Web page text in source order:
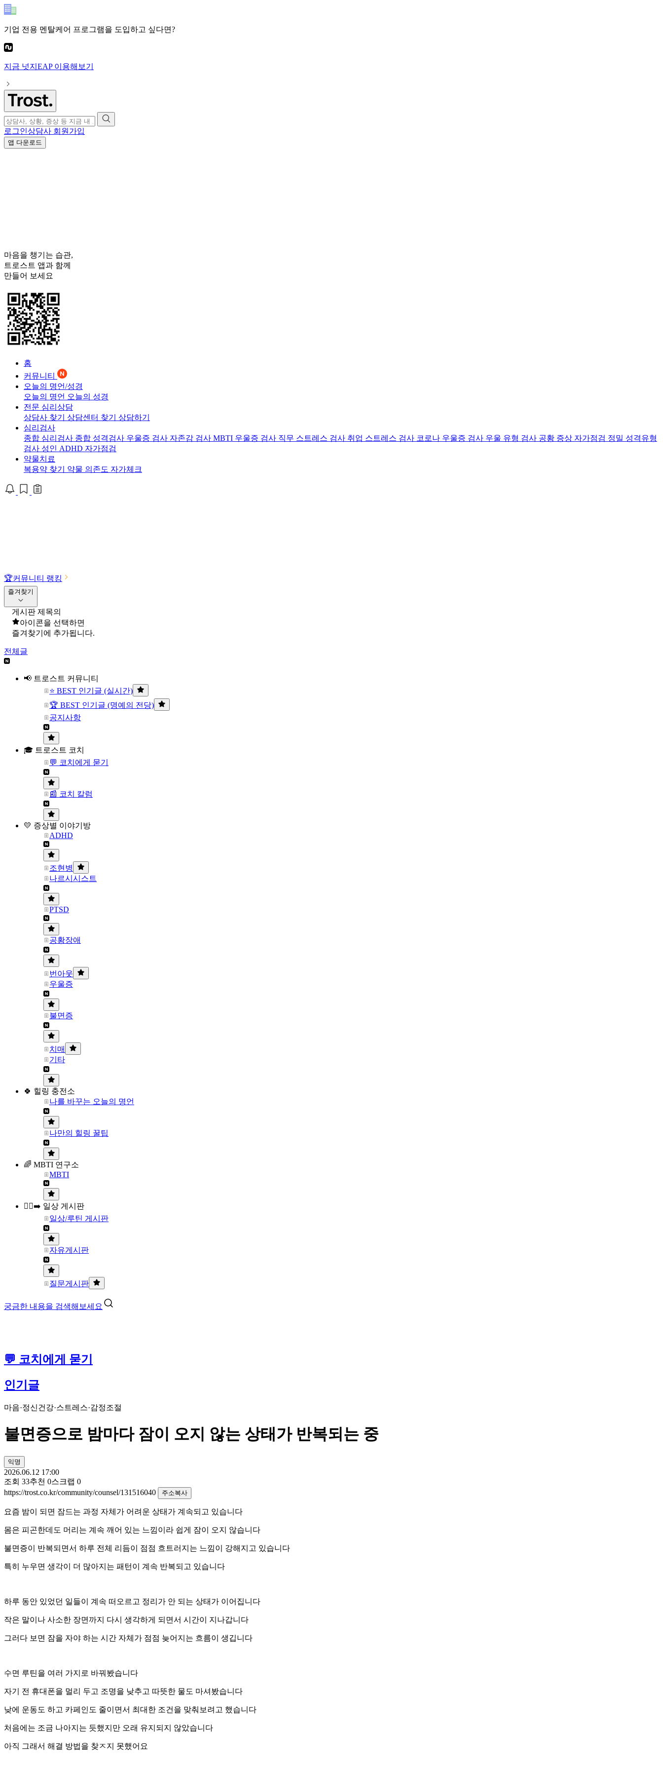
기업 전용 멘탈케어 프로그램을 도입하고 싶다면?
지금 넛지EAP이용해보기
로그인상담사 회원가입
앱 다운로드
마음을 챙기는 습관,
트로스트 앱과 함께
만들어 보세요
홈
커뮤니티
오늘의 명언/성경
오늘의 명언 오늘의 성경
전문 심리상담
상담사 찾기 상담센터 찾기 상담하기
심리검사
종합 심리검사 종합 성격검사 우울증 검사 자존감 검사 MBTI 우울증 검사 직무 스트레스 검사 취업 스트레스 검사 코로나 우울증 검사 우울 유형 검사 공황 증상 자가점검 정밀 성격유형
검사 성인 ADHD 자가점검
약물치료
복용약 찾기 약물 의존도 자가체크
🏆커뮤니티 랭킹
즐겨찾기
게시판 제목의
아이콘을 선택하면
즐겨찾기에 추가됩니다.
전체글
📢 트로스트 커뮤니티
⭐ BEST 인기글 (실시간)
🏆 BEST 인기글 (명예의 전당)
공지사항
🎓 트로스트 코치
💬 코치에게 묻기
📰 코치 칼럼
💛 증상별 이야기방
ADHD
조현병
나르시시스트
PTSD
공황장애
번아웃
우울증
불면증
치매
기타
🍀 힐링 충전소
나를 바꾸는 오늘의 명언
나만의 힐링 꿀팁
🌈 MBTI 연구소
MBTI
🏃‍♀️‍➡️ 일상 게시판
일상/루틴 게시판
자유게시판
질문게시판
궁금한 내용을 검색해보세요
💬 코치에게 묻기
인기글
마음·정신건강·스트레스·감정조절
불면증으로 밤마다 잠이 오지 않는 상태가 반복되는 중
익명
2026.06.12 17:00
조회 33추천 0스크랩 0
https://trost.co.kr/community/counsel/131516040
주소복사
요즘 밤이 되면 잠드는 과정 자체가 어려운 상태가 계속되고 있습니다
몸은 피곤한데도 머리는 계속 깨어 있는 느낌이라 쉽게 잠이 오지 않습니다
불면증이 반복되면서 하루 전체 리듬이 점점 흐트러지는 느낌이 강해지고 있습니다
특히 누우면 생각이 더 많아지는 패턴이 계속 반복되고 있습니다
하루 동안 있었던 일들이 계속 떠오르고 정리가 안 되는 상태가 이어집니다
작은 말이나 사소한 장면까지 다시 생각하게 되면서 시간이 지나갑니다
그러다 보면 잠을 자야 하는 시간 자체가 점점 늦어지는 흐름이 생깁니다
수면 루틴을 여러 가지로 바꿔봤습니다
자기 전 휴대폰을 멀리 두고 조명을 낮추고 따뜻한 물도 마셔봤습니다
낮에 운동도 하고 카페인도 줄이면서 최대한 조건을 맞춰보려고 했습니다
처음에는 조금 나아지는 듯했지만 오래 유지되지 않았습니다
아직 그래서 해결 방법을 찾ㅈ지 못했어요